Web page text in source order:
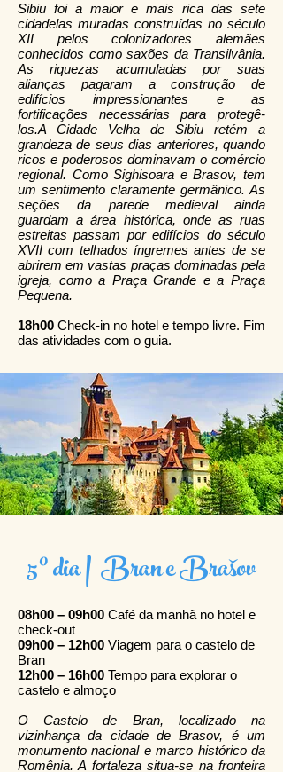
Sibiu foi a maior e mais rica das sete
cidadelas muradas construídas no século
XII pelos colonizadores alemães
conhecidos como saxões da Transilvânia.
As riquezas acumuladas por suas
alianças pagaram a construção de
edifícios impressionantes e as
fortificações necessárias para protegê-
los.A Cidade Velha de Sibiu retém a
grandeza de seus dias anteriores, quando
ricos e poderosos dominavam o comércio
regional. Como Sighisoara e Brasov, tem
um sentimento claramente germânico. As
seções da parede medieval ainda
guardam a área histórica, onde as ruas
estreitas passam por edifícios do século
XVII com telhados íngremes antes de se
abrirem em vastas praças dominadas pela
igreja, como a Praça Grande e a Praça
Pequena.
18h00 Check-in no hotel e tempo livre. Fim
das atividades com o guia.
5º dia | Bran e Brašov
08h00 – 09h00 Café da manhã no hotel e
check-out
09h00 – 12h00 Viagem para o castelo de
Bran
12h00 – 16h00 Tempo para explorar o
castelo e almoço
O Castelo de Bran, localizado na
vizinhança da cidade de Brasov, é um
monumento nacional e marco histórico da
Romênia. A fortaleza situa-se na fronteira